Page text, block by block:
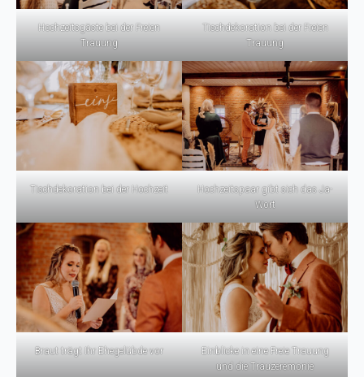
Hochzeitsgäste bei der Freien
Trauung
Tischdekoration bei der Freien
Trauung
Tischdekoration bei der Hochzeit
Hochzeitspaar gibt sich das Ja-
Wort
Braut trägt Ihr Ehegelübde vor
Einblicke in eine Freie Trauung
und die Trauzeremonie